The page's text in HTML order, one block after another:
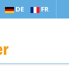
DE FR